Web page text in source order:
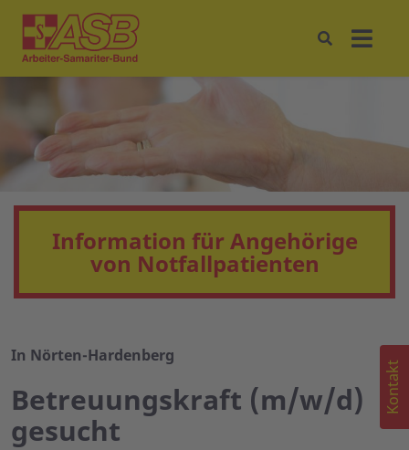
Information für Angehörige
von Notfallpatienten
In Nörten-Hardenberg
Betreuungskraft (m/w/d)
gesucht
Kontakt